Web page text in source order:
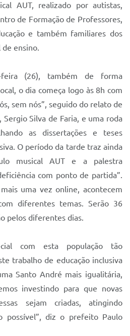
AUT, realizado por autistas,
de Formação de Professores,
e também familiares dos
ensino.
(26), também de forma
o dia começa logo às 8h com
sem nós”, seguido do relato de
Sergio Silva de Faria, e uma roda
as dissertações e teses
O período da tarde traz ainda
musical AUT e a palestra
com ponto de partida”.
uma vez online, acontecem
diferentes temas. Serão 36
pelos diferentes dias.
com esta população tão
trabalho de educação inclusiva
Santo André mais igualitária,
investindo para que novas
sejam criadas, atingindo
possível”, diz o prefeito Paulo